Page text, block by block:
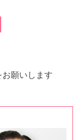
願いします